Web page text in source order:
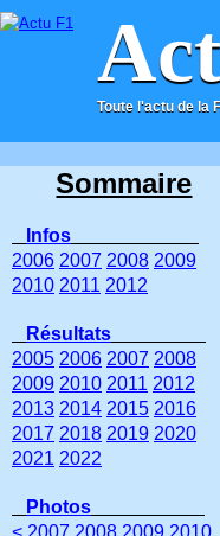
Toute l'actu de la
ACCUEIL CONTACT
Sommaire
Infos
2006 2007 2008 2009
2010 2011 2012
Résultats
2005 2006 2007 2008
2009 2010 2011 2012
2013 2014 2015 2016
2017 2018 2019 2020
2021 2022
Photos
< 2007 2008 2009 2010